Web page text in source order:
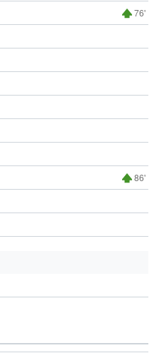
76'
86'